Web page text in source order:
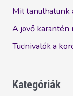
Mit tanulhatunk
A jövő karantén
Tudnivalók a
Kategóriák